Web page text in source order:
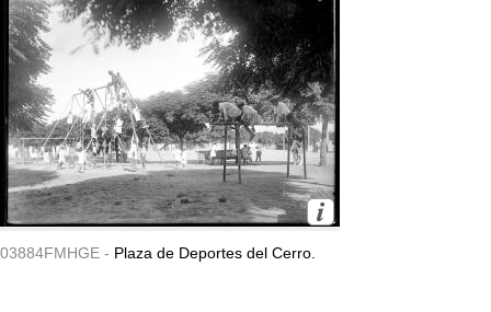
03884FMHGE - Plaza de Deportes del Cerro.